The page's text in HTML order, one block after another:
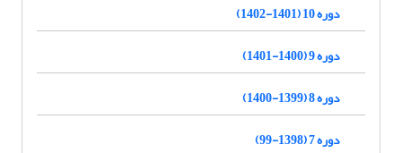
دوره 10 (1401-1402)
دوره 9 (1400-1401)
دوره 8 (1399-1400)
دوره 7 (1398-99)